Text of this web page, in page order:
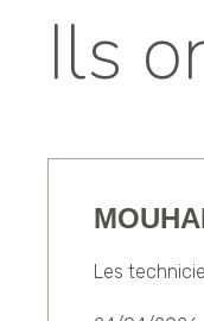
Ils
Les